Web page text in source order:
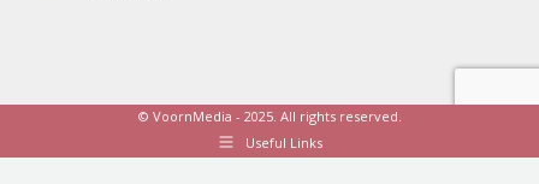
© VoornMedia - 2025. All rights reserved.
Useful Links